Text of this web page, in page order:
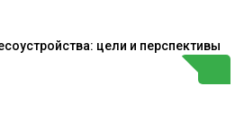
цели и перспективы